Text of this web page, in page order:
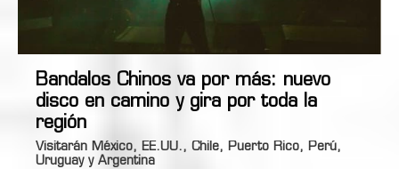
Bandalos Chinos va por más: nuevo
disco en camino y gira por toda la
región
Visitarán México, EE.UU., Chile, Puerto Rico, Perú,
Uruguay y Argentina